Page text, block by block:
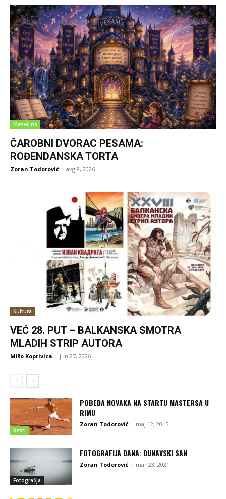
Mesečina
ČAROBNI DVORAC PESAMA:
ROĐENDANSKA TORTA
Zoran Todorović - avg 8, 2026
Kultura
VEĆ 28. PUT – BALKANSKA SMOTRA
MLADIH STRIP AUTORA
Mišo Koprivica - jun 27, 2026
Vesti
POBEDA NOVAKA NA STARTU MASTERSA U
RIMU
Zoran Todorović - maj 12, 2015
Fotografija
FOTOGRAFIJA DANA: DUNAVSKI SAN
Zoran Todorović - mar 23, 2021